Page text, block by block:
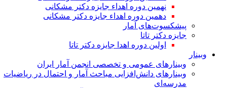
نهمین دوره اهداء جایزه دکتر مشکانی
دهمین دوره اهداء جایزه دکتر مشکانی
پیشکسوت‌های آمار
جایزه دکتر تاتا
اولین دوره اهدا جایزه دکتر تاتا
وبینار
وبینارهای عمومی و تخصصی انجمن آمار ایران
وبینارهای دانش‌افزایی مباحث آمار و احتمال در ریاضیات
مدرسه‌ای